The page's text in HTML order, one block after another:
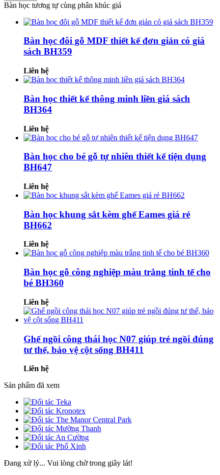
Bàn học tương tự cùng phân khúc giá
Bàn học đôi gỗ MDF thiết kế đơn giản có giá
sách BH359
Liên hệ
Bàn học thiết kế thông minh liền giá sách
BH364
Liên hệ
Bàn học cho bé gỗ tự nhiên thiết kế tiện dụng
BH647
Liên hệ
Bàn học khung sắt kèm ghế Eames giá rẻ
BH662
Liên hệ
Bàn học gỗ công nghiệp màu trắng tinh tế cho
bé BH360
Liên hệ
Ghế ngồi công thái học N07 giúp trẻ ngồi đúng
tư thế, bảo vệ cột sống BH411
Liên hệ
Sản phẩm đã xem
Đang xử lý... Vui lòng chờ trong giây lát!